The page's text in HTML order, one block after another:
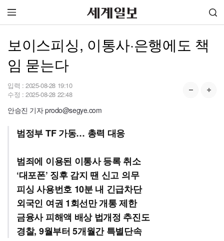
보이스피싱, 이통사·은행에도 책
임 묻는다
입력 : 2025-08-28 19:10
수정 : 2025-08-28 22:48
안승진 기자 prodo@segye.com
범정부 TF 가동… 총력 대응
범죄에 이용된 이통사 등록 취소
‘대포폰’ 징후 감지 땐 신고 의무
피싱 사용번호 10분 내 긴급차단
외국인 여권 1회선만 개통 제한
금융사 피해액 배상 법개정 추진도
경찰, 9월부터 5개월간 특별단속